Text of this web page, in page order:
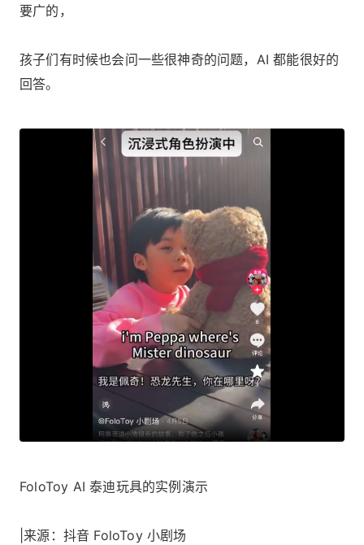
要广的，
孩子们有时候也会问一些很神奇的问题，AI 都能很好的
回答。
FoloToy AI 泰迪玩具的实例演示
|来源：抖音 FoloToy 小剧场